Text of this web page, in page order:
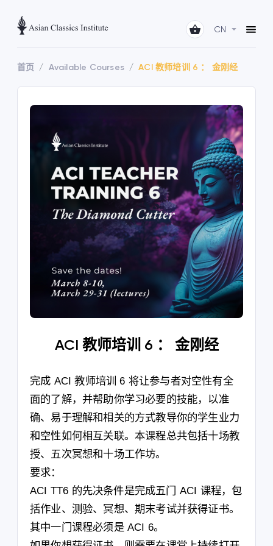
CN
首页 Available Courses ACI 教师培训 6 ： 金刚经
ACI 教师培训 6 ： 金刚经
完成 ACI 教师培训 6 将让参与者对空性有全
面的了解，并帮助你学习必要的技能，以准
确、易于理解和相关的方式教导你的学生业力
和空性如何相互关联。本课程总共包括十场教
授、五次冥想和十场工作坊。
要求：
ACI TT6 的先决条件是完成五门 ACI 课程，包
括作业、测验、冥想、期末考试并获得证书。
其中一门课程必须是 ACI 6。